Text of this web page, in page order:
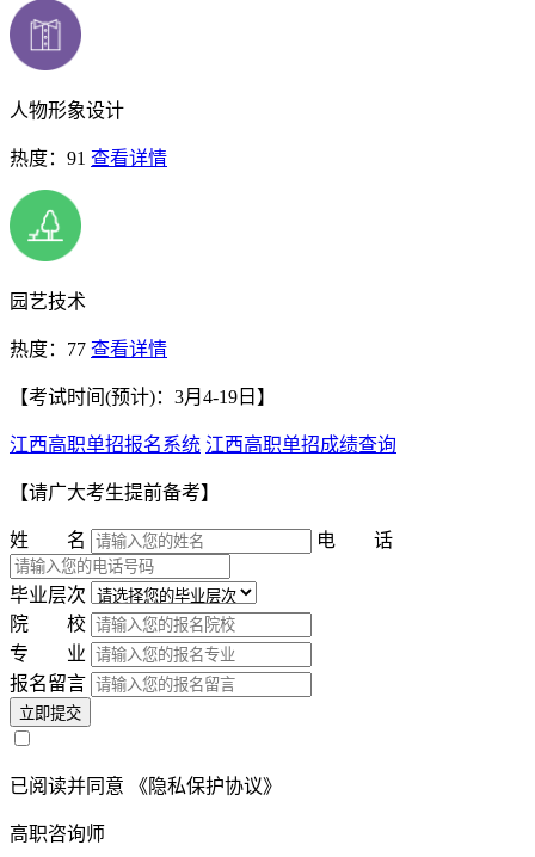
人物形象设计
热度：91 查看详情
园艺技术
热度：77 查看详情
【考试时间(预计)：3月4-19日】
江西高职单招报名系统 江西高职单招成绩查询
【请广大考生提前备考】
姓 名 电 话
毕业层次
院 校
专 业
报名留言
立即提交
已阅读并同意 《隐私保护协议》
高职咨询师